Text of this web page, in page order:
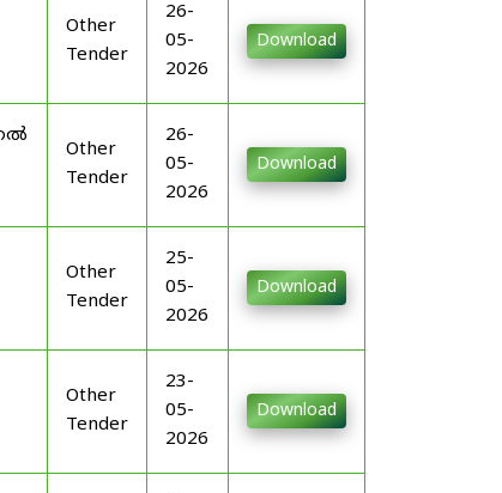
Other
Tender
26-
05-
2026
Download
Other
Tender
26-
05-
2026
Download
Other
Tender
25-
05-
2026
Download
Other
Tender
23-
05-
2026
Download